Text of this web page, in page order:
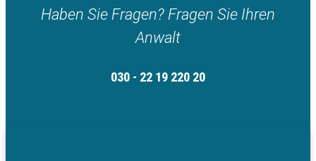
Haben Sie Fragen? Fragen Sie Ihren
Anwalt
030 - 22 19 220 20